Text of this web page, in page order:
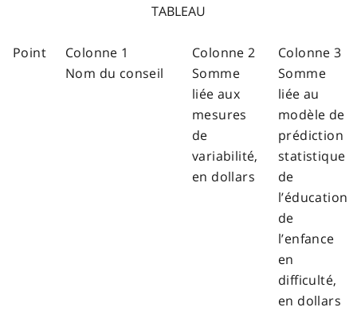
TABLEAU
Point
Colonne 1
Nom du conseil
Colonne 2
Somme
liée aux
mesures
de
variabilité,
en dollars
Colonne 3
Somme
liée au
modèle de
prédiction
statistique
de
l’éducation
de
l’enfance
en
difficulté,
en dollars